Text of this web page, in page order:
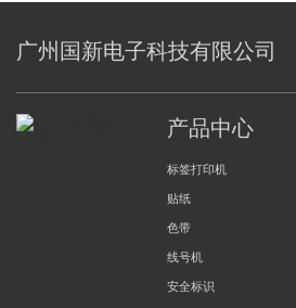
广州国新电子科技有限公司
产品中心
标签打印机
贴纸
色带
线号机
安全标识